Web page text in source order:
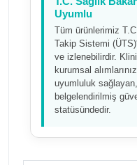
Uyumlu
Tüm ürünlerimiz
Takip Sistemi
ve izlenebilirdir.
kurumsal
uyumluluk
belgelendirilmiş
statüsündedir.